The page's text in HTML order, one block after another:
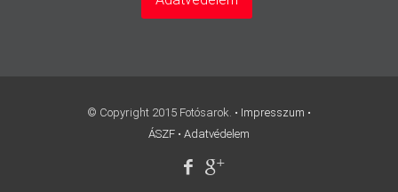
© Copyright 2015 Fotósarok. • Impresszum •
ÁSZF • Adatvédelem